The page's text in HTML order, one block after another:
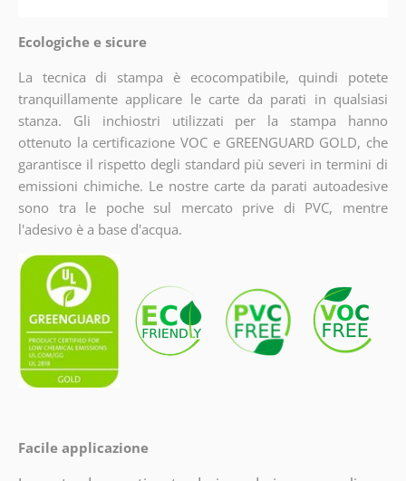
Ecologiche e sicure
La tecnica di stampa è ecocompatibile, quindi potete
tranquillamente applicare le carte da parati in qualsiasi
stanza. Gli inchiostri utilizzati per la stampa hanno
ottenuto la certificazione VOC e GREENGUARD GOLD, che
garantisce il rispetto degli standard più severi in termini di
emissioni chimiche. Le nostre carte da parati autoadesive
sono tra le poche sul mercato prive di PVC, mentre
l'adesivo è a base d'acqua.
Facile applicazione